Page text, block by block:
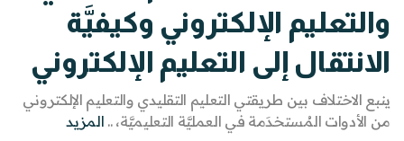
والتعليم الإلكتروني وكيفيَّة
الانتقال إلى التعليم الإلكتروني
ينبع الاختلاف بين طريقتي التعليم التقليدي والتعليم الإلكتروني
من الأدوات المُستخدَمة في العمليَّة التعليميَّة، .. المزيد